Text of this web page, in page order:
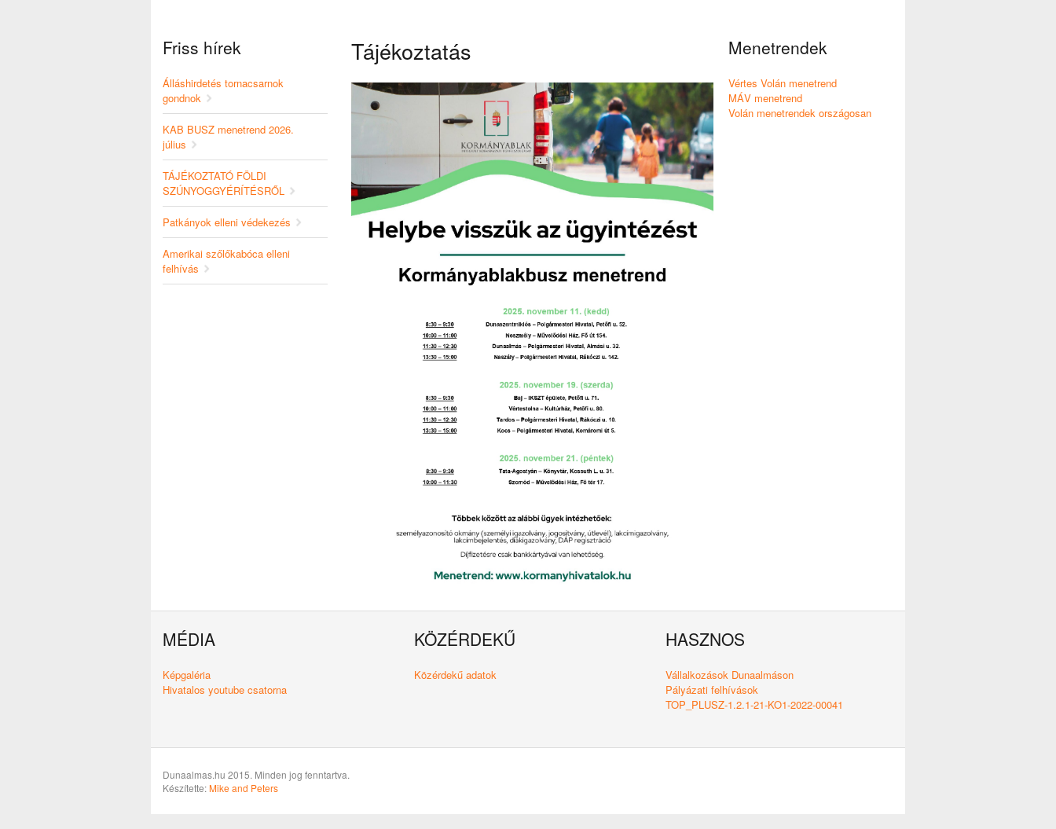
Friss hírek
Álláshirdetés tornacsarnok
gondnok
KAB BUSZ menetrend 2026.
július
TÁJÉKOZTATÓ FÖLDI
SZÚNYOGGYÉRÍTÉSRŐL
Patkányok elleni védekezés
Amerikai szőlőkabóca elleni
felhívás
Tájékoztatás Menetrendek
Vértes Volán menetrend
MÁV menetrend
Volán menetrendek országosan
MÉDIA
Képgaléria
Hivatalos youtube csatorna
KÖZÉRDEKŰ
Közérdekű adatok
HASZNOS
Vállalkozások Dunaalmáson
Pályázati felhívások
TOP_PLUSZ-1.2.1-21-KO1-2022-00041
Dunaalmas.hu 2015. Minden jog fenntartva.
Készítette:Mike and Peters